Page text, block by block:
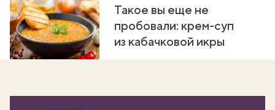
Такое вы еще не
пробовали: крем-суп
из кабачковой икры